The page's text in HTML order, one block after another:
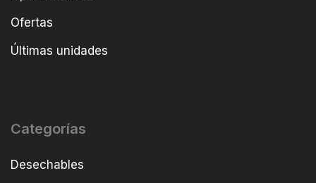
Ofertas
Últimas unidades
Categorías
Desechables